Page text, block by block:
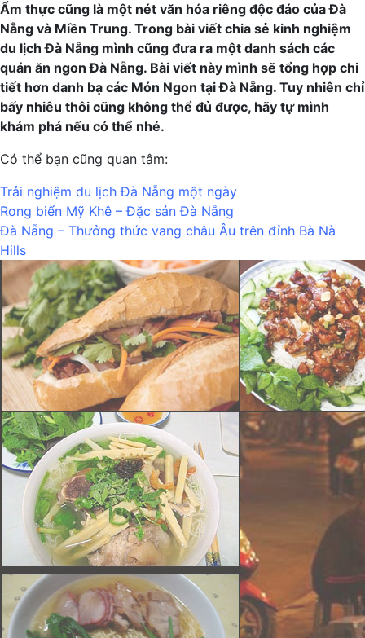
Ẩm thực cũng là một nét văn hóa riêng độc đáo của Đà
Nẵng và Miền Trung. Trong bài viết chia sẻ kinh nghiệm
du lịch Đà Nẵng mình cũng đưa ra một danh sách các
quán ăn ngon Đà Nẵng. Bài viết này mình sẽ tổng hợp chi
tiết hơn danh bạ các Món Ngon tại Đà Nẵng. Tuy nhiên chỉ
bấy nhiêu thôi cũng không thể đủ được, hãy tự mình
khám phá nếu có thể nhé.
Có thể bạn cũng quan tâm:
Trải nghiệm du lịch Đà Nẵng một ngày
Rong biển Mỹ Khê – Đặc sản Đà Nẵng
Đà Nẵng – Thưởng thức vang châu Âu trên đỉnh Bà Nà
Hills